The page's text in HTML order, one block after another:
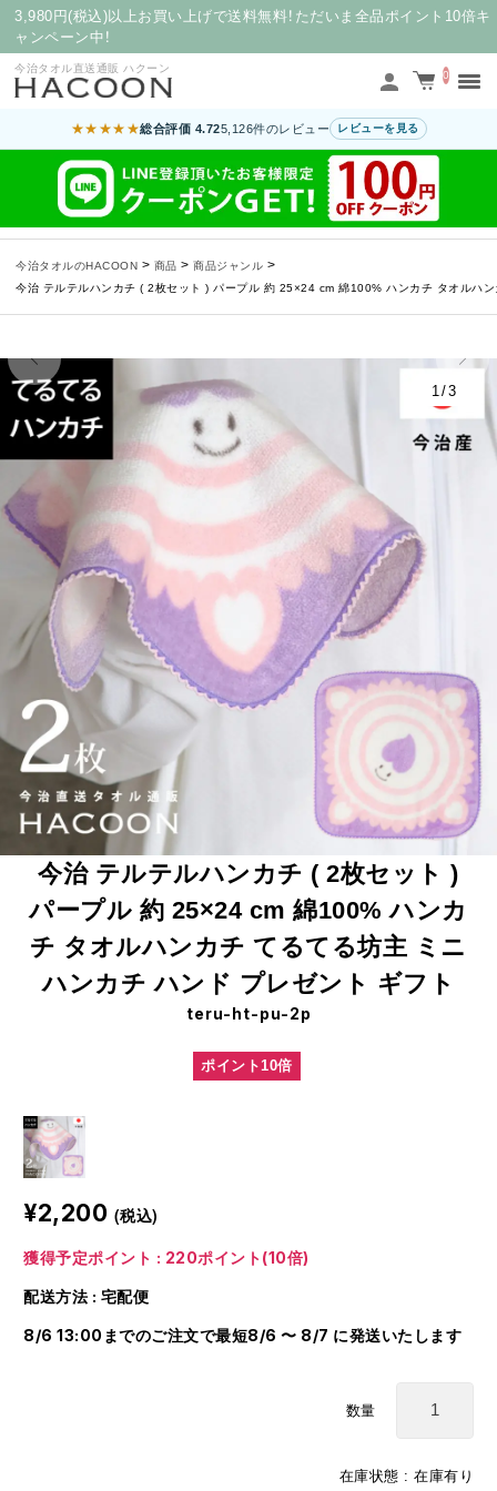
3,980円(税込)以上お買い上げで送料無料！ただいま全品ポイント10倍キ
ャンペーン中！
今治タオル直送通販 ハクーン
0
★★★★★総合評価 4.725,126件のレビュー レビューを見る
今治タオルのHACOON > 商品 > 商品ジャンル >
今治 テルテルハンカチ ( 2枚セット ) パープル 約 25×24 cm 綿100% ハンカチ タオルハ
1/3
今治 テルテルハンカチ ( 2枚セット )
パープル 約 25×24 cm 綿100% ハンカ
チ タオルハンカチ てるてる坊主 ミニ
ハンカチ ハンド プレゼント ギフト
teru-ht-pu-2p
ポイント10倍
在庫状態 : 在庫有り
¥2,200 (税込)
獲得予定ポイント : 220ポイント(10倍)
配送方法 : 宅配便
8/6 13:00までのご注文で最短8/6 〜 8/7 に発送いたします
数量